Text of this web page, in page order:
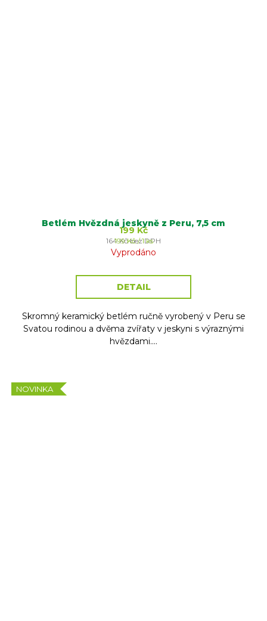
Betlém Hvězdná jeskyně z Peru, 7,5 cm
Vyprodáno
164 Kč bez DPH
199 Kč
Měrná
cena:
199 Kč / 1 ks
DETAIL
Skromný keramický betlém ručně vyrobený v Peru se
Svatou rodinou a dvěma zvířaty v jeskyni s výraznými
hvězdami....
NOVINKA